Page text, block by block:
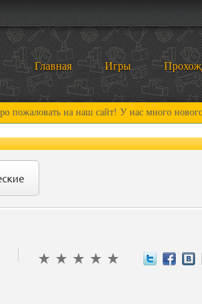
Главная Игры
на наш сайт! У нас много нового и